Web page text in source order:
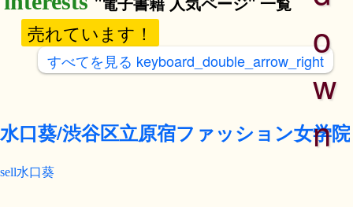
o
w
n
売れています！
すべてを見る keyboard_double_arrow_right
水口葵/渋谷区立原宿ファッション女学
水口葵